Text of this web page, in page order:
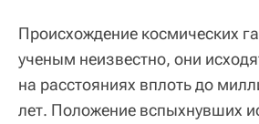
Происхождение космических
ученым неизвестно, они
на расстояниях вплоть до
лет. Положение вспыхнувших